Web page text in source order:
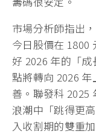
市場分析師指出
今日股價在 1800
好 2026 年的「
點將轉向 2026
善。聯發科 2025
浪潮中「跳得更
入收割期的雙重